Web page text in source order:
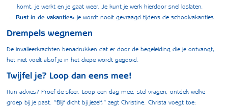
komt, je werkt en je gaat weer. Je kunt je werk hierdoor snel loslaten.
Rust in de vakanties: je wordt nooit gevraagd tijdens de schoolvakanties.
Drempels wegnemen
De invalleerkrachten benadrukken dat er door de begeleiding die je ontvangt,
het niet voelt alsof je in het diepe wordt gegooid.
Twijfel je? Loop dan eens mee!
Hun advies? Proef de sfeer. Loop een dag mee, stel vragen, ontdek welke
groep bij je past. “Blijf dicht bij jezelf,” zegt Christine. Christa voegt toe: